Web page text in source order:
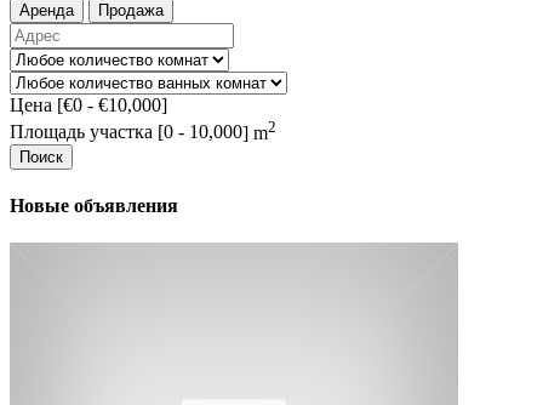
Аренда Продажа
Цена [€0 - €10,000]
Площадь участка [0 - 10,000] m2
Поиск
Новые объявления